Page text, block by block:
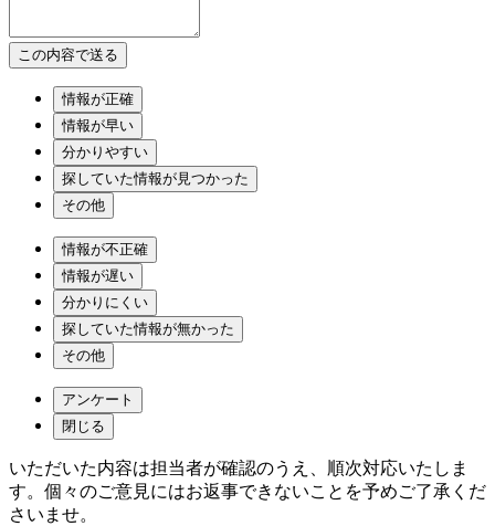
情報が正確
情報が早い
分かりやすい
探していた情報が見つかった
その他
情報が不正確
情報が遅い
分かりにくい
探していた情報が無かった
その他
アンケート
閉じる
いただいた内容は担当者が確認のうえ、順次対応いたしま
す。個々のご意見にはお返事できないことを予めご了承くだ
さいませ。